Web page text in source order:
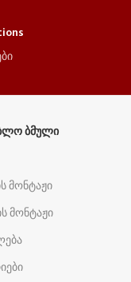
ᲑᲛᲣᲚᲘ
მონტაჟი
მონტაჟი